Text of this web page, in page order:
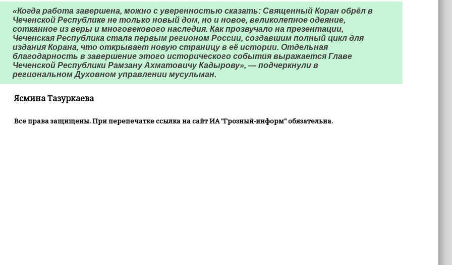
«Когда работа завершена, можно с уверенностью сказать: Священный Коран обрёл в
Чеченской Республике не только новый дом, но и новое, великолепное одеяние,
сотканное из веры и многовекового наследия. Как прозвучало на презентации,
Чеченская Республика стала первым регионом России, создавшим полный цикл для
издания Корана, что открывает новую страницу в её истории. Отдельная
благодарность в завершение этого исторического события выражается Главе
Чеченской Республики Рамзану Ахматовичу Кадырову», — подчеркнули в
региональном Духовном управлении мусульман.
Ясмина Тазуркаева
Все права защищены. При перепечатке ссылка на сайт ИА "Грозный-информ" обязательна.